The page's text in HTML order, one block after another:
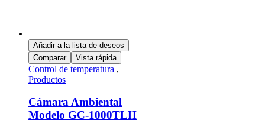
Añadir a la lista de deseos
Comparar
Vista rápida
Control de temperatura ,
Productos
Cámara Ambiental
Modelo GC-1000TLH